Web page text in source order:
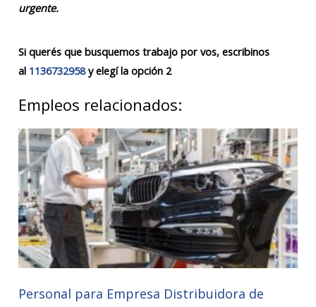
urgente.
Si querés que busquemos trabajo por vos, escribinos
al 1136732958y elegí la opción 2
Empleos relacionados:
Personal para Empresa Distribuidora de